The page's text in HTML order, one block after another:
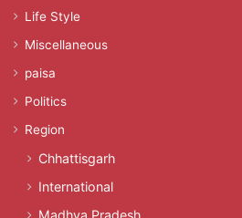
Life Style
Miscellaneous
paisa
Politics
Region
Chhattisgarh
International
Madhya Pradesh